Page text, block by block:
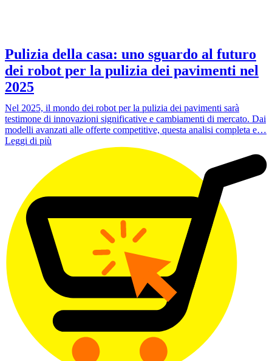
Pulizia della casa: uno sguardo al futuro
dei robot per la pulizia dei pavimenti nel
2025
Nel 2025, il mondo dei robot per la pulizia dei pavimenti sarà
testimone di innovazioni significative e cambiamenti di mercato. Dai
modelli avanzati alle offerte competitive, questa analisi completa e…
Leggi di più